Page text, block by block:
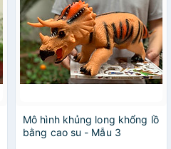
Mô hình khủng long khổng lồ
bằng cao su - Mẫu 3